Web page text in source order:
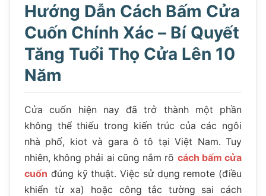
Hướng Dẫn Cách Bấm Cửa
Cuốn Chính Xác – Bí Quyết
Tăng Tuổi Thọ Cửa Lên 10
Năm
Cửa cuốn hiện nay đã trở thành một phần
không thể thiếu trong kiến trúc của các ngôi
nhà phố, kiot và gara ô tô tại Việt Nam. Tuy
nhiên, không phải ai cũng nắm rõ cách bấm cửa
cuốn đúng kỹ thuật. Việc sử dụng remote (điều
khiển từ xa) hoặc công tắc tường sai cách